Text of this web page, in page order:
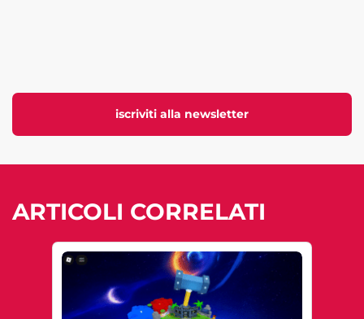
iscriviti alla newsletter
ARTICOLI CORRELATI